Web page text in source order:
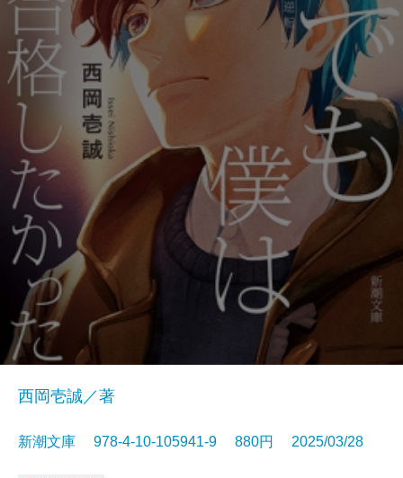
西岡壱誠／著
新潮文庫 978-4-10-105941-9 880円 2025/03/28